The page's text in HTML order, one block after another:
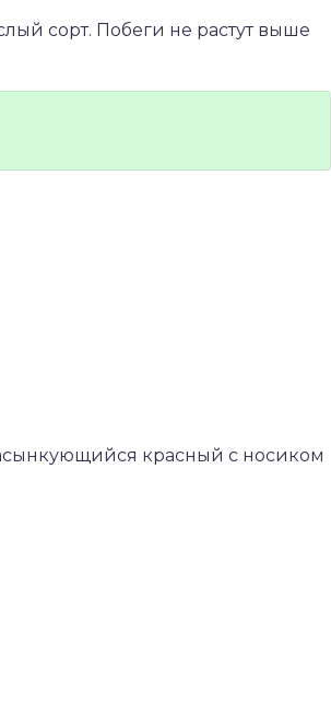
сорт. Побеги не растут выше